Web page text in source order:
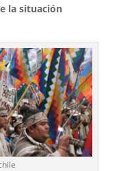
la situación